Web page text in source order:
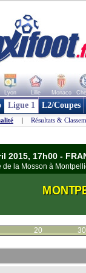
Lyon Lille Monaco
Ligue 1 L2/Coupes
| Résultats &
2015, 17h00 -
de la Mosson à
20 30